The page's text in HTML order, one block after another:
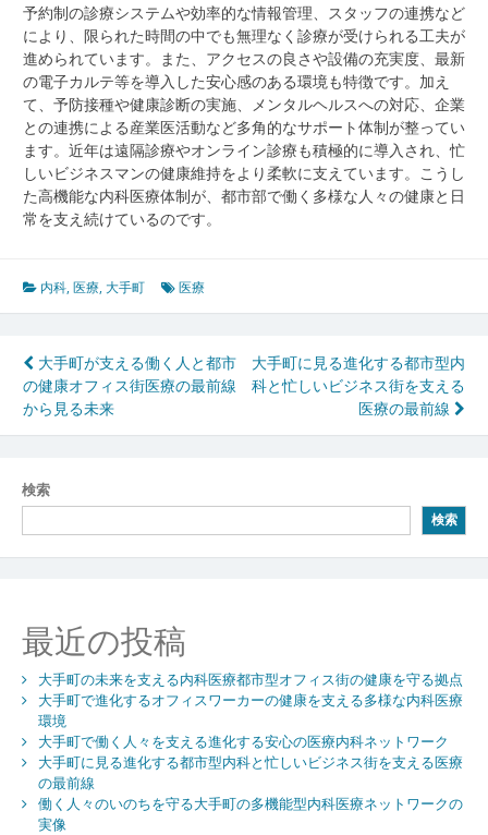
予約制の診療システムや効率的な情報管理、スタッフの連携など
により、限られた時間の中でも無理なく診療が受けられる工夫が
進められています。また、アクセスの良さや設備の充実度、最新
の電子カルテ等を導入した安心感のある環境も特徴です。加え
て、予防接種や健康診断の実施、メンタルヘルスへの対応、企業
との連携による産業医活動など多角的なサポート体制が整ってい
ます。近年は遠隔診療やオンライン診療も積極的に導入され、忙
しいビジネスマンの健康維持をより柔軟に支えています。こうし
た高機能な内科医療体制が、都市部で働く多様な人々の健康と日
常を支え続けているのです。
内科,医療,大手町 医療
投
稿
ナ
ビ
ゲ
ー
ョ
ン
大手町が支える働く人と都市
の健康オフィス街医療の最前線
から見る未来
大手町に見る進化する都市型内
科と忙しいビジネス街を支える
医療の最前線
検索
検索
最近の投稿
大手町の未来を支える内科医療都市型オフィス街の健康を守る拠点
大手町で進化するオフィスワーカーの健康を支える多様な内科医療
環境
大手町で働く人々を支える進化する安心の医療内科ネットワーク
大手町に見る進化する都市型内科と忙しいビジネス街を支える医療
の最前線
働く人々のいのちを守る大手町の多機能型内科医療ネットワークの
実像